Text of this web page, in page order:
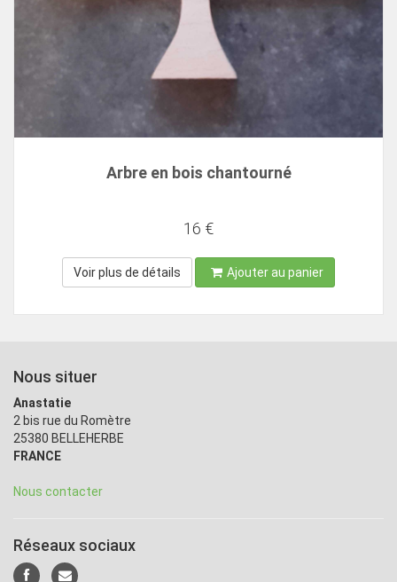
Arbre en bois chantourné
16 €
Voir plus de détails Ajouter au panier
Nous situer
Anastatie
2 bis rue du Romètre
25380 BELLEHERBE
FRANCE
Nous contacter
Réseaux sociaux